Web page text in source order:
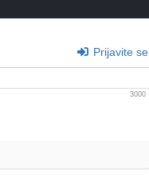
Prijavite se
3000